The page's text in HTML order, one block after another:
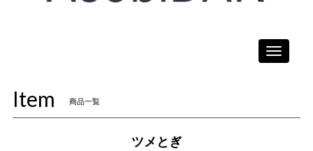
Toggle
Item 商品一覧
ツメとぎ